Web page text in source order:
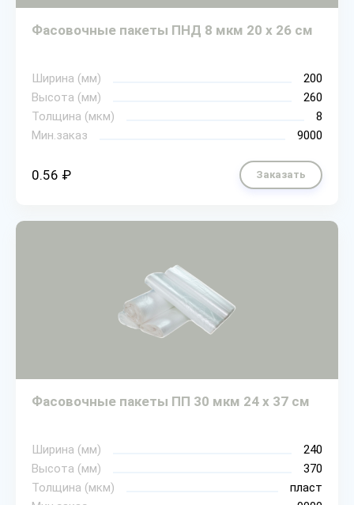
Фасовочные пакеты ПНД 8 мкм 20 х 26 см
Ширина (мм)
200
Высота (мм)
260
Толщина (мкм)
8
Мин.заказ
9000
0.56 ₽ Заказать
Фасовочные пакеты ПП 30 мкм 24 х 37 см
Ширина (мм)
240
Высота (мм)
370
Толщина (мкм)
пласт